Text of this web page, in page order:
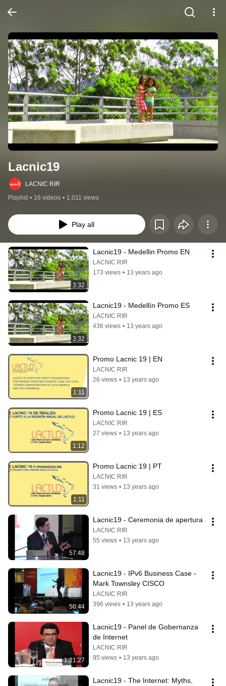
Lacnic19
LACNIC RIR
Playlist • 16 videos • 1,011 views
Play all
3:32
Lacnic19 - Medellin Promo EN
LACNIC RIR
173 views • 13 years ago
3:32
Lacnic19 - Medellín Promo ES
LACNIC RIR
436 views • 13 years ago
1:11
Promo Lacnic 19 | EN
LACNIC RIR
26 views • 13 years ago
1:12
Promo Lacnic 19 | ES
LACNIC RIR
27 views • 13 years ago
1:11
Promo Lacnic 19 | PT
LACNIC RIR
31 views • 13 years ago
57:48
Lacnic19 - Ceremonia de apertura
LACNIC RIR
55 views • 13 years ago
50:44
Lacnic19 - IPv6 Business Case -
Mark Townsley CISCO
LACNIC RIR
396 views • 13 years ago
1:21:27
Lacnic19 - Panel de Gobernanza
de Internet
LACNIC RIR
95 views • 13 years ago
Lacnic19 - The Internet: Myths,